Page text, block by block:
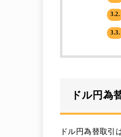
3.2.
3.3.
ドル円為
ドル円為替取引